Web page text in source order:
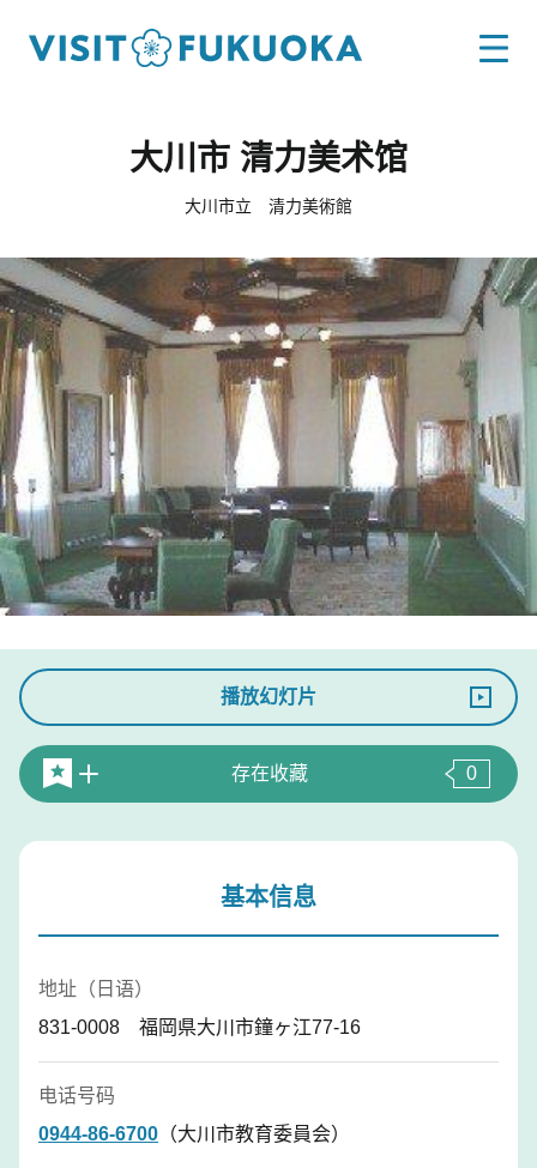
大川市 清力美术馆
大川市立 清力美術館
播放幻灯片
存在收藏 0
基本信息
地址（日语）
831-0008 福岡県大川市鐘ヶ江77-16
电话号码
0944-86-6700 （大川市教育委員会）